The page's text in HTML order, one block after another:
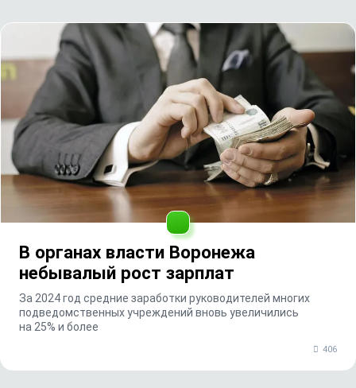
В органах власти Воронежа
небывалый рост зарплат
За 2024 год средние заработки руководителей многих
подведомственных учреждений вновь увеличились
на 25% и более
406